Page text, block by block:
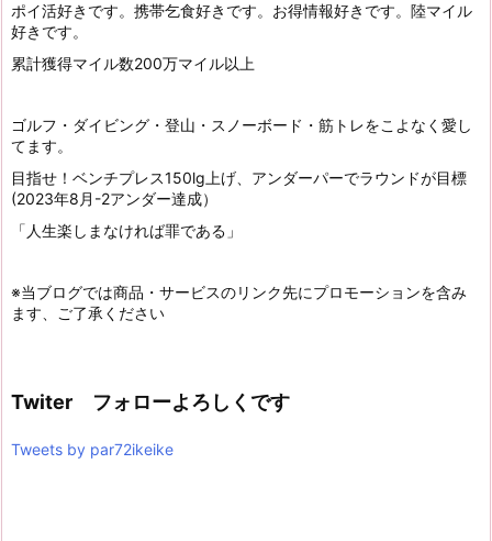
ポイ活好きです。携帯乞食好きです。お得情報好きです。陸マイル
好きです。
累計獲得マイル数200万マイル以上
ゴルフ・ダイビング・登山・スノーボード・筋トレをこよなく愛し
てます。
目指せ！ベンチプレス150lg上げ、アンダーパーでラウンドが目標
(2023年8月-2アンダー達成）
「人生楽しまなければ罪である」
※当ブログでは商品・サービスのリンク先にプロモーションを含み
ます、ご了承ください
Twiter フォローよろしくです
Tweets by par72ikeike